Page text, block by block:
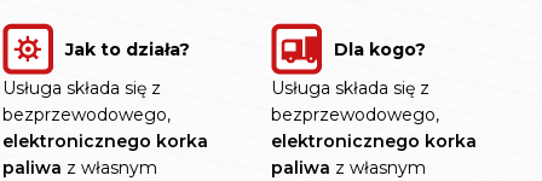
Jak to działa?
Usługa składa się z
bezprzewodowego,
elektronicznego korka
paliwa z własnym
Dla kogo?
Usługa składa się z
bezprzewodowego,
elektronicznego korka
paliwa z własnym